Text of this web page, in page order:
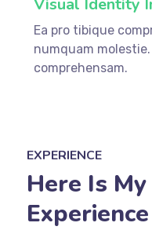
Visual Identity
Ea pro tibique
numquam
comprehensam.
EXPERIENCE
Here Is
Experience